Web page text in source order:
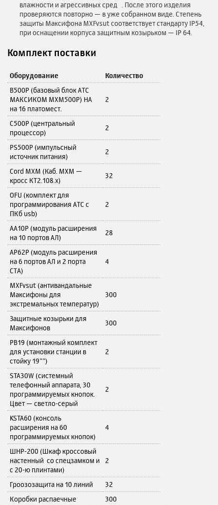
влажности и агрессивных сред . После этого изделия
проверяются повторно — в уже собранном виде. Степень
защиты Максифона MXFvsut соответствует стандарту IP54,
при оснащении корпуса защитным козырьком — IP 64.
Комплект поставки
Оборудование
Количество
B500P (базовый блок АТС
МАКСИКОМ MXM500P) НА
на 16 платомест.
2
C500P (центральный
процессор)
2
PS500P (импульсный
источник питания)
2
Cord MXM (Каб. MXM —
кросс КТ2.108.x)
32
OFU (комплект для
программирования АТС с
ПКб usb)
2
AA10P (модуль расширения
на 10 портов АЛ)
28
AP62P (модуль расширения
на 6 портов АЛ и 2 порта
СТА)
4
MXFvsut (антивандальные
Максифоны для
экстремальных температур)
300
Защитные козырьки для
Максифонов
300
PB19 (монтажный комплект
для установки станции в
стойку 19””)
2
STA30W (системный
телефонный аппарата, 30
программируемых кнопок.
Цвет — светло-серый
2
KSTA60 (консоль
расширения на 60
программируемых кнопок)
4
ШНР-200 (Шкаф кроссовый
настенный со спецзамком и
с 20-ю плинтами)
2
Гроозозащита на 10 линий
32
Коробки распаечные
300